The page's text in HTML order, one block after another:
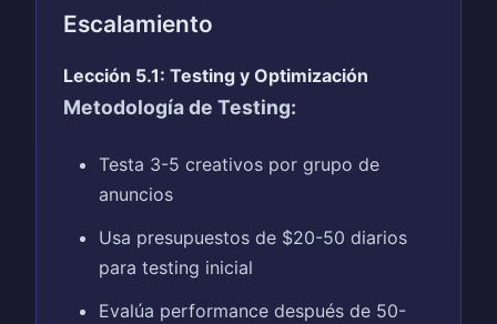
Escalamiento
Lección 5.1: Testing y Optimización
Metodología de Testing:
Testa 3-5 creativos por grupo de
anuncios
Usa presupuestos de $20-50 diarios
para testing inicial
Evalúa performance después de 50-